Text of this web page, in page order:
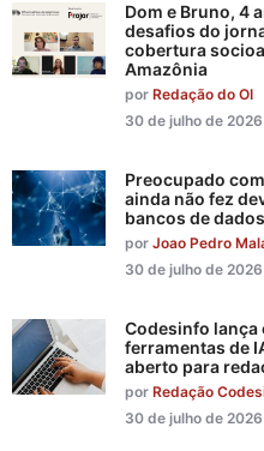
Dom e Bruno, 4
desafios do
cobertura
Amazônia
por Redação do OI
30 de julho de 2026
Preocupado
ainda não fez
bancos de dados
por Joao Pedro
30 de julho de 2026
Codesinfo lança
ferramentas de
aberto para
por Redação
30 de julho de 2026